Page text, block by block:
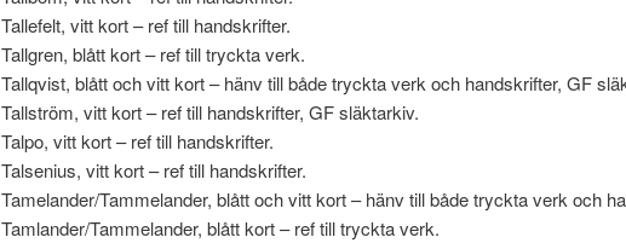
Tallefelt, vitt kort – ref till handskrifter.
Tallgren, blått kort – ref till tryckta verk.
Tallqvist, blått och vitt kort – hänv till både tryckta verk och handskrifter, GF
Tallström, vitt kort – ref till handskrifter, GF släktarkiv.
Talpo, vitt kort – ref till handskrifter.
Talsenius, vitt kort – ref till handskrifter.
Tamelander/Tammelander, blått och vitt kort – hänv till både tryckta verk och
Tamlander/Tammelander, blått kort – ref till tryckta verk.